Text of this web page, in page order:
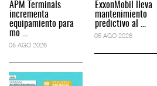
APM Terminals
incrementa
equipamiento para
mo ...
05 AGO 2026
ExxonMobil lleva
mantenimiento
predictivo al ...
05 AGO 2026